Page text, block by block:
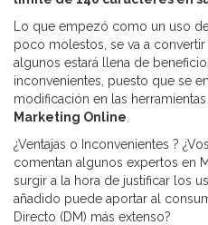
Lo que empezó como un uso
poco molestos, se va a
algunos estará llena de
inconvenientes, puesto que se
modificación en las
Marketing Online
¿Ventajas o Inconvenientes ?
comentan algunos expertos en
surgir a la hora de justificar los
añadido puede aportar al
Directo (DM) más extenso?